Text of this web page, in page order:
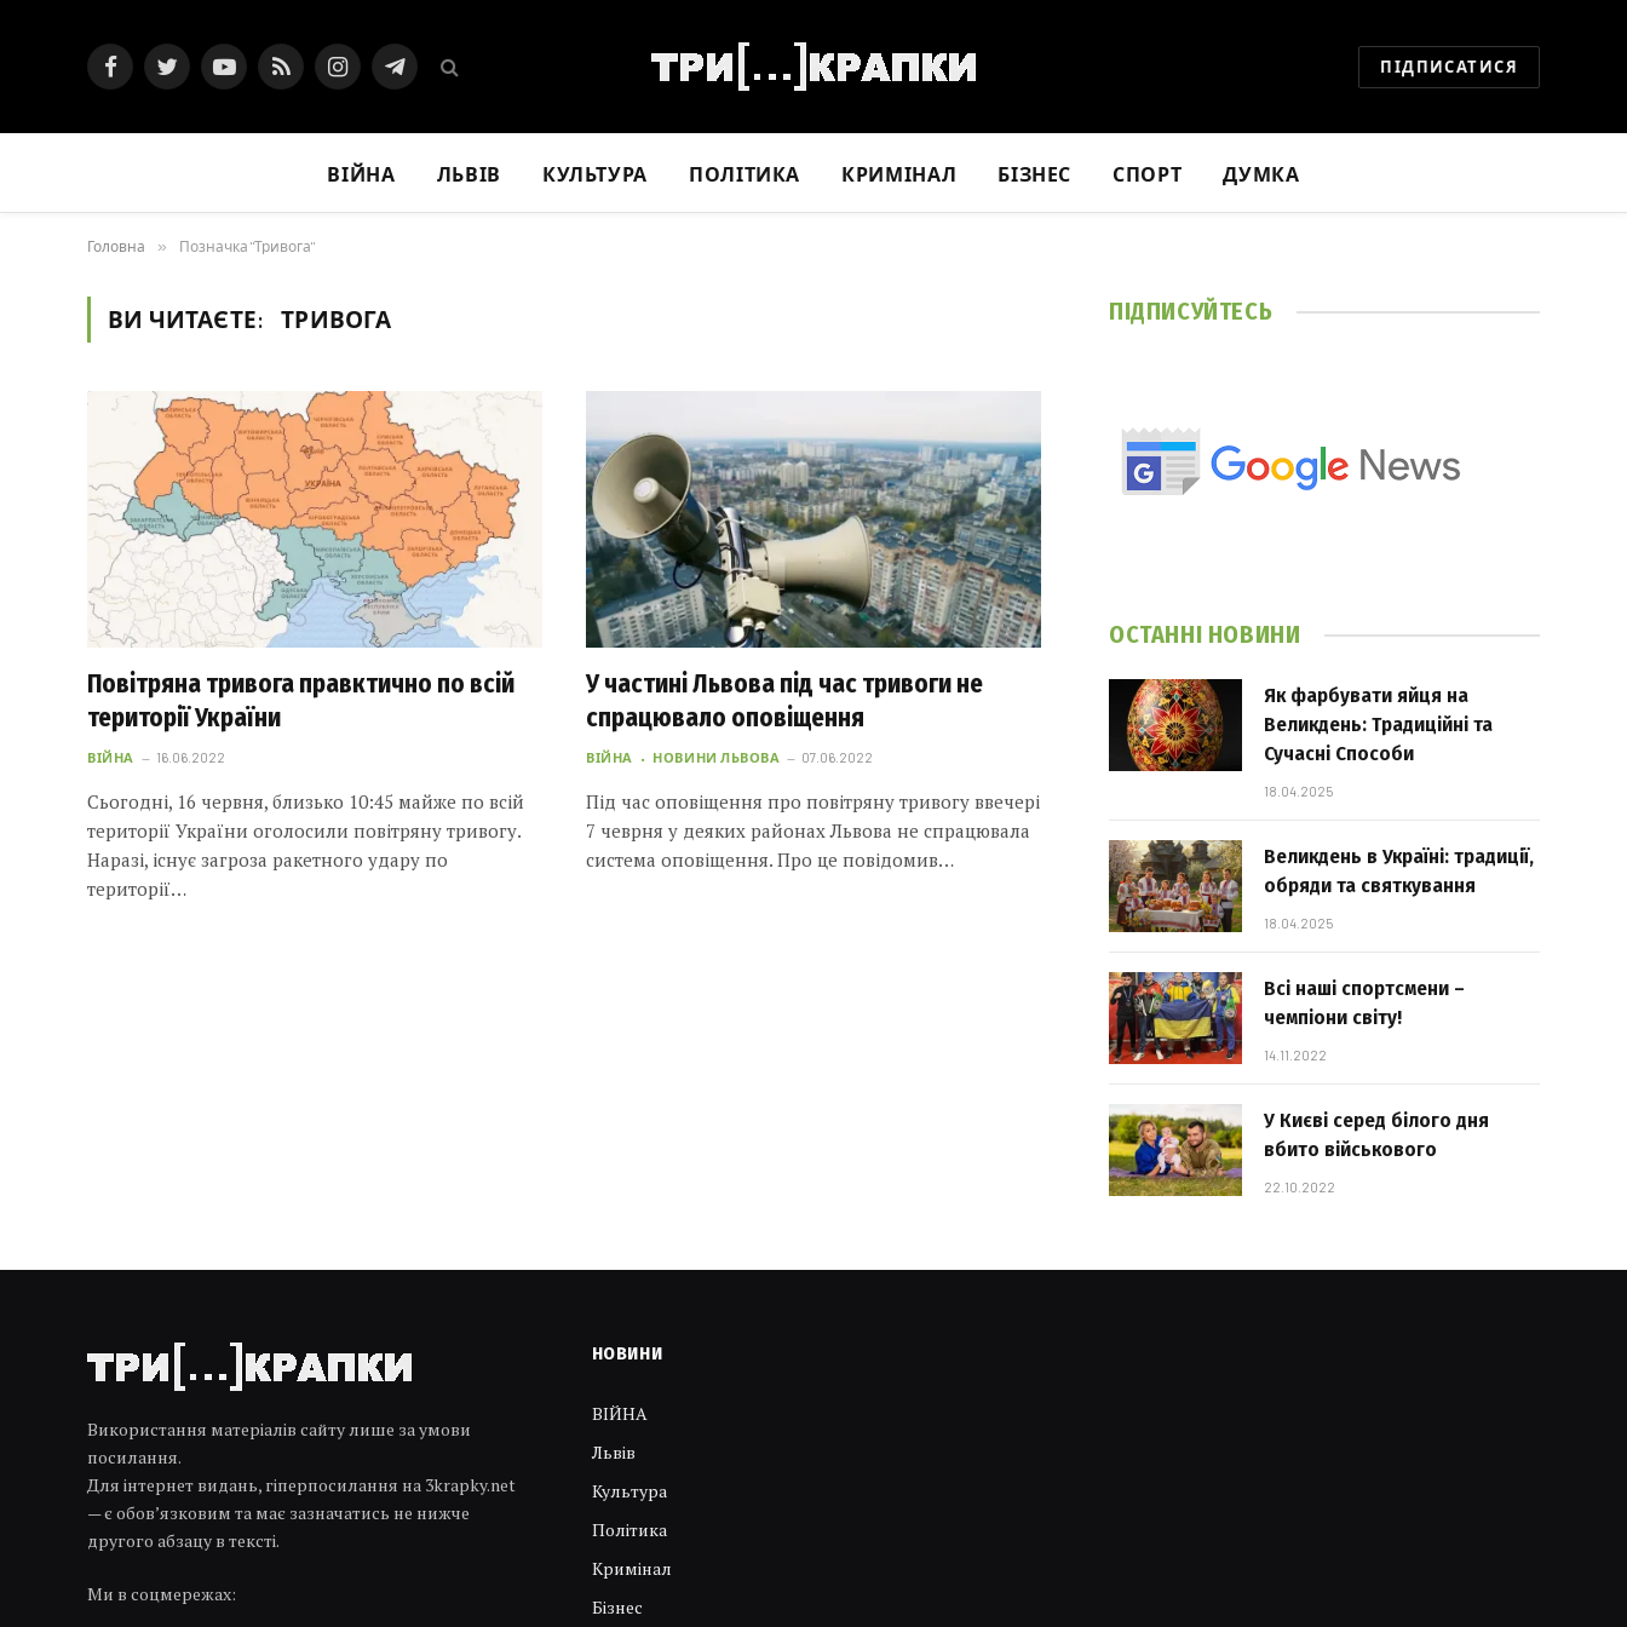
FacebookTwitterYouTubeRSS InstagramTelegram ПІДПИСАТИСЯ
ВІЙНА ЛЬВІВ КУЛЬТУРА ПОЛІТИКА КРИМІНАЛ БІЗНЕС СПОРТ ДУМКА
Головна » Позначка "Тривога"
ВИ ЧИТАЄТЕ: ТРИВОГА
Повітряна тривога правктично по всій
території України
ВІЙНА 16.06.2022
Сьогодні, 16 червня, близько 10:45 майже по всій
території України оголосили повітряну тривогу.
Наразі, існує загроза ракетного удару по
території…
У частині Львова під час тривоги не
спрацювало оповіщення
ВІЙНА НОВИНИ ЛЬВОВА 07.06.2022
Під час оповіщення про повітряну тривогу ввечері
7 чеврня у деяких районах Львова не спрацювала
система оповіщення. Про це повідомив…
ПІДПИСУЙТЕСЬ
ОСТАННІ НОВИНИ
Як фарбувати яйця на
Великдень: Традиційні та
Сучасні Способи
18.04.2025
Великдень в Україні: традиції,
обряди та святкування
18.04.2025
Всі наші спортсмени –
чемпіони світу!
14.11.2022
У Києві серед білого дня
вбито військового
22.10.2022
Використання матеріалів сайту лише за умови
посилання.
Для інтернет видань, гіперпосилання на 3krapky.net
— є обов’язковим та має зазначатись не нижче
другого абзацу в тексті.
Ми в соцмережах:
НОВИНИ
ВІЙНА
Львів
Культура
Політика
Кримінал
Бізнес